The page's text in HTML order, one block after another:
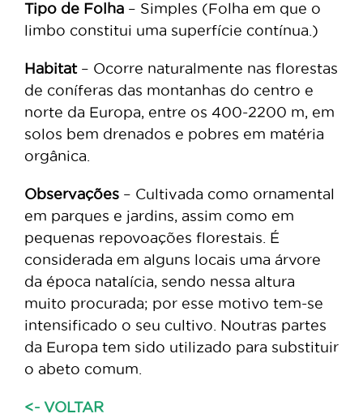
Tipo de Folha – Simples (Folha em que o
limbo constitui uma superfície contínua.)
Habitat– Ocorre naturalmente nas florestas
de coníferas das montanhas do centro e
norte da Europa, entre os 400-2200 m, em
solos bem drenados e pobres em matéria
orgânica.
Observações – Cultivada como ornamental
em parques e jardins, assim como em
pequenas repovoações florestais. É
considerada em alguns locais uma árvore
da época natalícia, sendo nessa altura
muito procurada; por esse motivo tem-se
intensificado o seu cultivo. Noutras partes
da Europa tem sido utilizado para substituir
o abeto comum.
<- VOLTAR